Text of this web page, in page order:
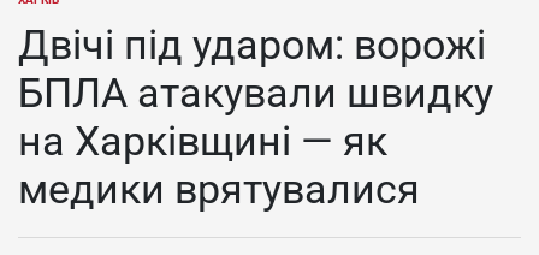
ОПУБЛІКУВАТИ
Двічі під ударом: ворожі
БПЛА атакували швидку
на Харківщині — як
медики врятувалися